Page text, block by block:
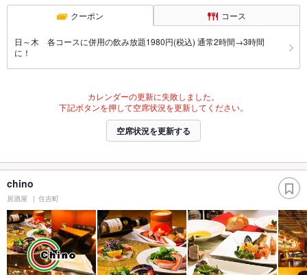
クーポン コース
日～木 各コースに併用の飲み放題1980円(税込) 通常2時間→3時間
に！
カレンダーの更新に失敗しました。
下記ボタンを押して空席状況を更新してください。
空席状況を更新する
chino
居酒屋 住吉町